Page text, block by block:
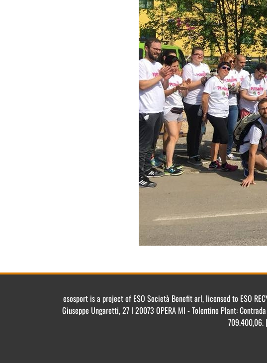
esosport is a project of ESO Società Benefit arl, licensed to ESO
Giuseppe Ungaretti, 27 I 20073 OPERA MI - Tolentino Plant: